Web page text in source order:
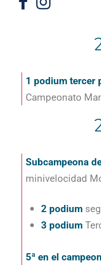
1 podium tercer
Campeonato
Subcampeona
minivelocidad
2 podium
3 podium
5ª en el